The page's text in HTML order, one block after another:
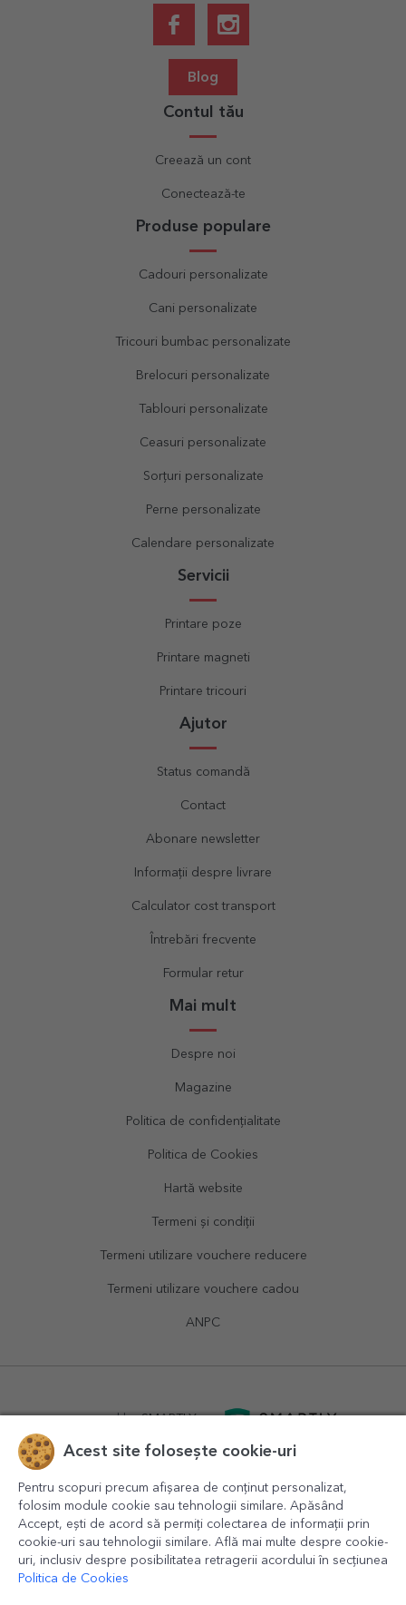
Blog
Contul tău
Creează un cont
Conectează-te
Produse populare
Cadouri personalizate
Cani personalizate
Tricouri bumbac personalizate
Brelocuri personalizate
Tablouri personalizate
Ceasuri personalizate
Sorțuri personalizate
Perne personalizate
Calendare personalizate
Servicii
Printare poze
Printare magneti
Printare tricouri
Ajutor
Status comandă
Contact
Abonare newsletter
Informații despre livrare
Calculator cost transport
Întrebări frecvente
Formular retur
Mai mult
Despre noi
Magazine
Politica de confidențialitate
Politica de Cookies
Hartă website
Termeni și condiții
Termeni utilizare vouchere reducere
Termeni utilizare vouchere cadou
ANPC
powered bySMARTLY.ro
Acest site folosește cookie-uri
Pentru scopuri precum afișarea de conținut personalizat,
folosim module cookie sau tehnologii similare. Apăsând
Accept, ești de acord să permiți colectarea de informații prin
cookie-uri sau tehnologii similare. Află mai multe despre cookie-
uri, inclusiv despre posibilitatea retragerii acordului în secțiunea
Politica de Cookies